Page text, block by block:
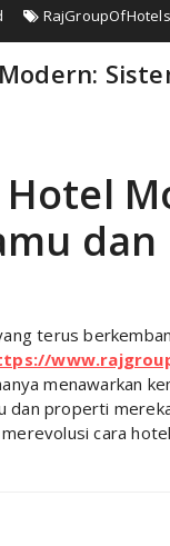
RajGroupOfHotels
terus
menawarkan
dan properti
cara